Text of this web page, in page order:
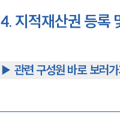
4.지적재산권 등록
▶︎ 관련 구성원 바로 보러